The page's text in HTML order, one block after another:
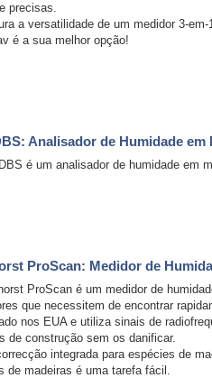
precisas.
a versatilidade de um medidor 3-
é a sua melhor opção!
Analisador de Humidade em
é um analisador de humidade em
ProScan: Medidor de
ProScan é um medidor de
que necessitem de encontrar
nos EUA e utiliza sinais de
de construção sem os danificar.
integrada para espécies de
de madeiras é uma tarefa fácil.